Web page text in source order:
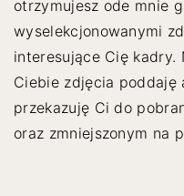
otrzymujesz ode mnie
wyselekcjonowanymi
interesujące Cię
Ciebie zdjęcia poddaję
przekazuję Ci do
oraz zmniejszonym na